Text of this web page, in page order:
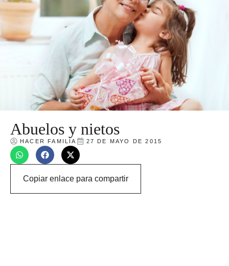
Abuelos y nietos
HACER FAMILIA 27 DE MAYO DE 2015
Copiar enlace para compartir